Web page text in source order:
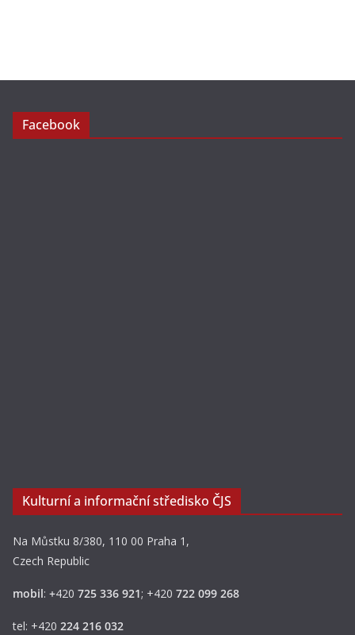
Facebook
Kulturní a informační středisko ČJS
Na Můstku 8/380, 110 00 Praha 1,
Czech Republic
mobil: +420 725 336 921; +420 722 099 268
tel: +420 224 216 032